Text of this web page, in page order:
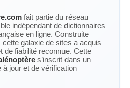
fait partie du réseau
indépendant de dictionnaires
en ligne. Construite
galaxie de sites a acquis
de fiabilité reconnue. Cette
s’inscrit dans un
jour et de vérification